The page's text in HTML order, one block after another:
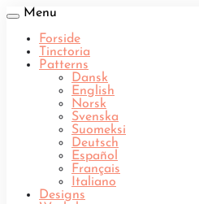
Menu
Forside
Tinctoria
Patterns
Dansk
English
Norsk
Svenska
Suomeksi
Deutsch
Español
Français
Italiano
Designs